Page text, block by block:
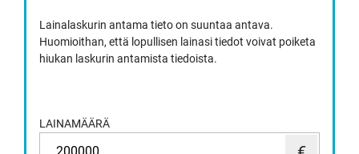
Lainalaskurin antama tieto on suuntaa antava.
Huomioithan, että lopullisen lainasi tiedot voivat poiketa
hiukan laskurin antamista tiedoista.
LAINAMÄÄRÄ